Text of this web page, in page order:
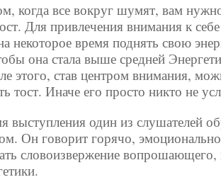
когда все вокруг шумят, вам
Для привлечения внимания к себе
некоторое время поднять свою
она стала выше средней
этого, став центром внимания,
тост. Иначе его просто никто не
один из слушателей
Он говорит горячо,
словоизвержение вопрошающего,